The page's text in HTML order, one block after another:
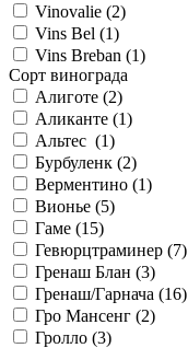
Vinovalie (2)
Vins Bel (1)
Vins Breban (1)
Сорт винограда
Алиготе (2)
Аликанте (1)
Альтес (1)
Бурбуленк (2)
Верментино (1)
Вионье (5)
Гаме (15)
Гевюрцтраминер (7)
Гренаш Блан (3)
Гренаш/Гарнача (16)
Гро Мансенг (2)
Гролло (3)